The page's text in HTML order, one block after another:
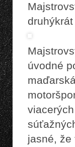
úvodné
jasné, že